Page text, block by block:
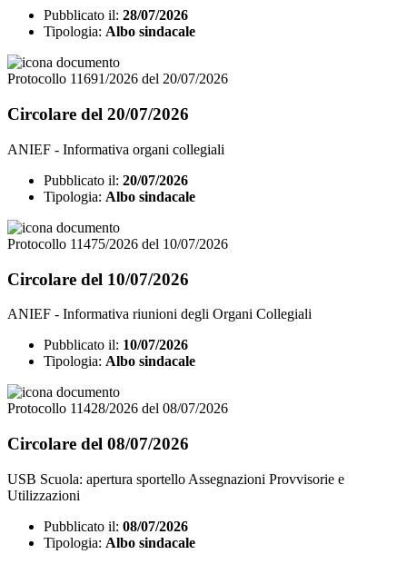
Pubblicato il: 28/07/2026
Tipologia: Albo sindacale
Protocollo 11691/2026 del 20/07/2026
Circolare del 20/07/2026
ANIEF - Informativa organi collegiali
Pubblicato il: 20/07/2026
Tipologia: Albo sindacale
Protocollo 11475/2026 del 10/07/2026
Circolare del 10/07/2026
ANIEF - Informativa riunioni degli Organi Collegiali
Pubblicato il: 10/07/2026
Tipologia: Albo sindacale
Protocollo 11428/2026 del 08/07/2026
Circolare del 08/07/2026
USB Scuola: apertura sportello Assegnazioni Provvisorie e
Utilizzazioni
Pubblicato il: 08/07/2026
Tipologia: Albo sindacale